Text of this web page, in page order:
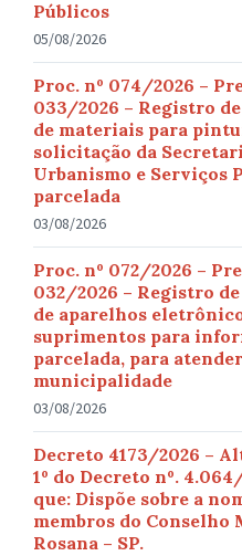
Públicos
05/08/2026
Proc. nº 074/2026 –
033/2026 – Registro
de materiais para
solicitação da
Urbanismo e Serviços
parcelada
03/08/2026
Proc. nº 072/2026 –
032/2026 – Registro
de aparelhos
suprimentos para
parcelada, para
municipalidade
03/08/2026
Decreto 4173/2026 –
1º do Decreto nº.
que: Dispõe sobre a
membros do Conselho
Rosana – SP.